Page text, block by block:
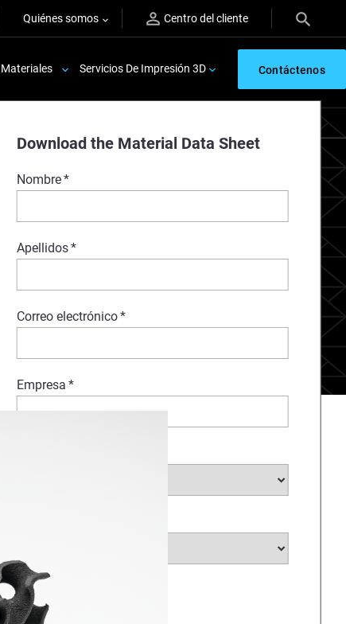
Quiénes somos Centro del cliente
Materiales Servicios De Impresión 3D Contáctenos
Download the Material Data Sheet
Nombre*
Apellidos*
Correo electrónico*
Empresa *